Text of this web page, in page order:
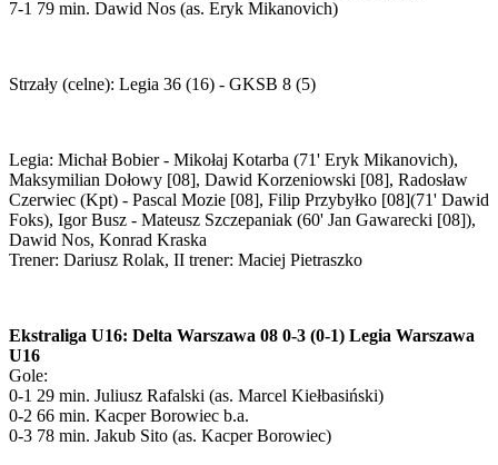
7-1 79 min. Dawid Nos (as. Eryk Mikanovich)
Strzały (celne): Legia 36 (16) - GKSB 8 (5)
Legia: Michał Bobier - Mikołaj Kotarba (71' Eryk Mikanovich),
Maksymilian Dołowy [08], Dawid Korzeniowski [08], Radosław
Czerwiec (Kpt) - Pascal Mozie [08], Filip Przybyłko [08](71' Dawid
Foks), Igor Busz - Mateusz Szczepaniak (60' Jan Gawarecki [08]),
Dawid Nos, Konrad Kraska
Trener: Dariusz Rolak, II trener: Maciej Pietraszko
Ekstraliga U16: Delta Warszawa 08 0-3 (0-1) Legia Warszawa
U16
Gole:
0-1 29 min. Juliusz Rafalski (as. Marcel Kiełbasiński)
0-2 66 min. Kacper Borowiec b.a.
0-3 78 min. Jakub Sito (as. Kacper Borowiec)